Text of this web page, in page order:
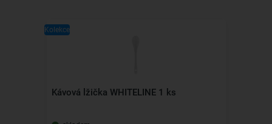
Kolekce
Kávová lžička WHITELINE 1 ks